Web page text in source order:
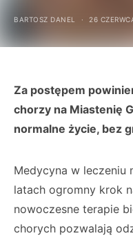
BARTOSZ DANEL 26
Za postępem
chorzy na Miastenię
normalne życie, bez
Medycyna w leczeniu
latach ogromny krok
nowoczesne terapie
chorych pozwalają